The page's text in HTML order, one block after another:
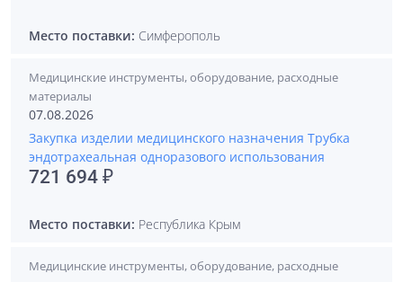
Место поставки: Симферополь
Медицинские инструменты, оборудование, расходные
материалы
07.08.2026
Закупка изделии медицинского назначения Трубка
эндотрахеальная одноразового использования
721 694 ₽
Место поставки: Республика Крым
Медицинские инструменты, оборудование, расходные